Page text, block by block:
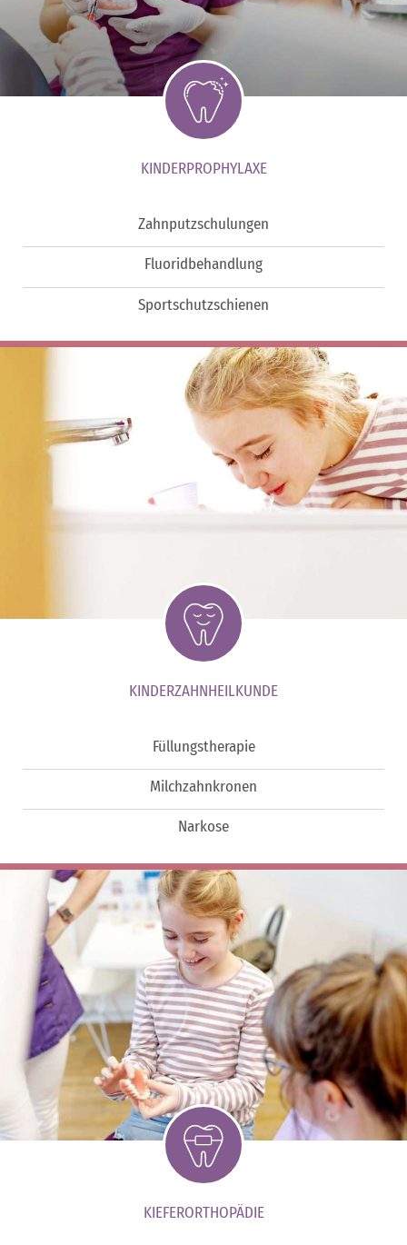
KINDERPROPHYLAXE
Zahnputzschulungen
Fluoridbehandlung
Sportschutzschienen
KINDERZAHNHEILKUNDE
Füllungstherapie
Milchzahnkronen
Narkose
KIEFERORTHOPÄDIE